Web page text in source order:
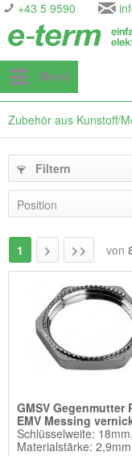
+43 5 9590
Menü
Zubehör aus Kunstoff/
Filtern
1 von
GMSV Gegenmutter
EMV Messing
Schlüsselweite: 18mm,
Materialstärke: 2,9mm